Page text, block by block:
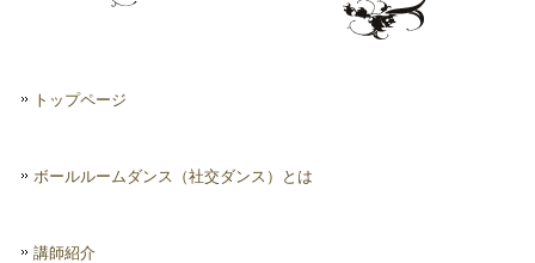
トップページ
ボールルームダンス（社交ダンス）とは
講師紹介